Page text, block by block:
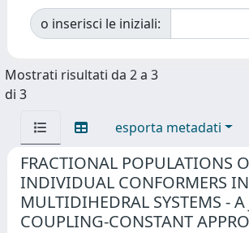
o inserisci le iniziali:
Mostrati risultati da 2 a 3
di 3
esporta metadati
FRACTIONAL POPULATIONS
INDIVIDUAL CONFORMERS IN
MULTIDIHEDRAL SYSTEMS - A
COUPLING-CONSTANT